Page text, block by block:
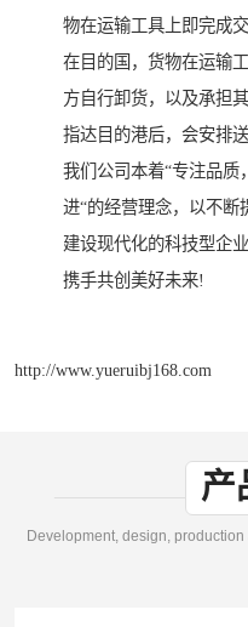
物在运输工具上即完成
在目的国，货物在运输
方自行卸货，以及承担
指达目的港后，会安排
我们公司本着“专注品质
进“的经营理念，以不断
建设现代化的科技型企
携手共创美好未来!
http://www.yueruibj168.com
产